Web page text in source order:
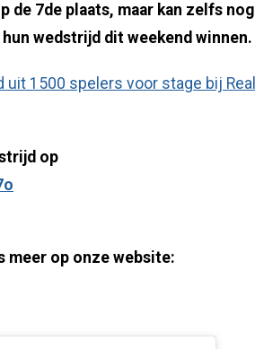
7de plaats, maar kan zelfs nog
wedstrijd dit weekend winnen.
1500 spelers voor stage bij Real
op
meer op onze website: